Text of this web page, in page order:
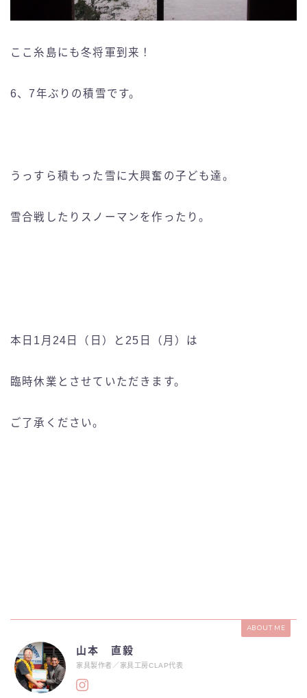
ここ糸島にも冬将軍到来！
6、7年ぶりの積雪です。
うっすら積もった雪に大興奮の子ども達。
雪合戦したりスノーマンを作ったり。
本日1月24日（日）と25日（月）は
臨時休業とさせていただきます。
ご了承ください。
ABOUT ME
山本 直毅
家具製作者／家具工房CLAP代表